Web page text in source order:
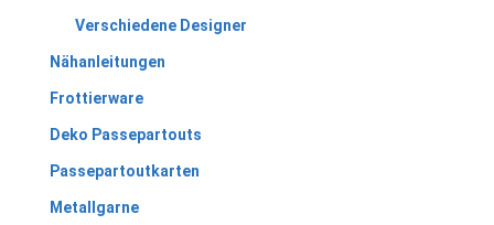
Verschiedene Designer
Nähanleitungen
Frottierware
Deko Passepartouts
Passepartoutkarten
Metallgarne